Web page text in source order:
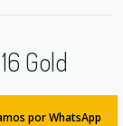
Gold
por WhatsApp